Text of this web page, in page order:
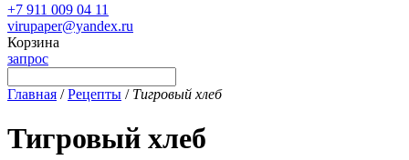
+7 911 009 04 11
virupaper@yandex.ru
Корзина
запрос
Главная /Рецепты / Тигровый хлеб
Тигровый хлеб